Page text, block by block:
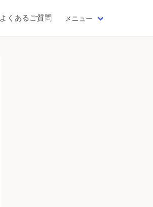
よくあるご質問 メニュー